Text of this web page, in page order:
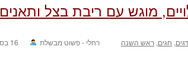
מוגש עם ריבת בצל ותאנים
16 בספטמבר, 2010 רחלי - פשוט מבשלת , חגים, ראש השנה